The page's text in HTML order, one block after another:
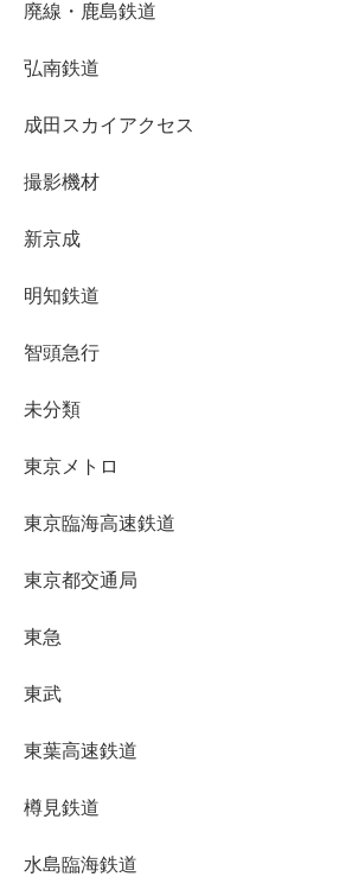
廃線・鹿島鉄道
弘南鉄道
成田スカイアクセス
撮影機材
新京成
明知鉄道
智頭急行
未分類
東京メトロ
東京臨海高速鉄道
東京都交通局
東急
東武
東葉高速鉄道
樽見鉄道
水島臨海鉄道